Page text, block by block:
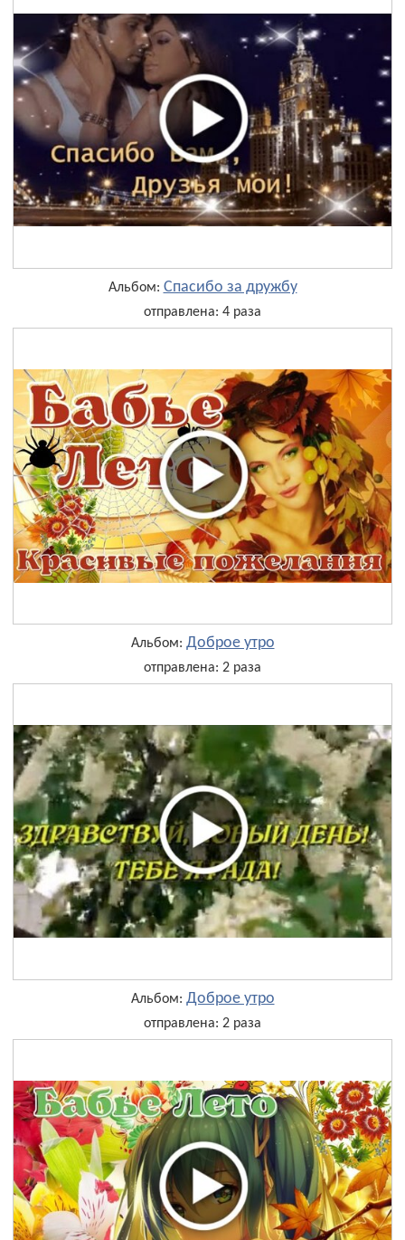
Альбом: Спасибо за дружбу
отправлена: 4 раза
Альбом: Доброе утро
отправлена: 2 раза
Альбом: Доброе утро
отправлена: 2 раза